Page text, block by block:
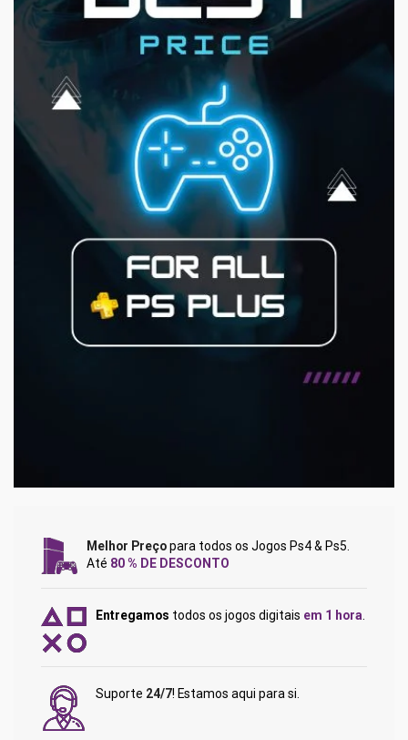
Melhor Preçopara todos os Jogos Ps4 & Ps5.
Até 80 % DE DESCONTO
Entregamos todos os jogos digitais em 1 hora
Suporte 24/7! Estamos aqui para si.